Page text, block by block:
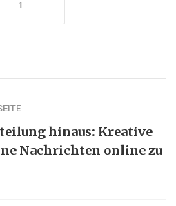
1
hinaus: Kreative
Nachrichten online zu